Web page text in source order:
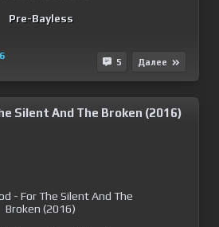
Pre-Bayless
5 Далее
Silent And The Broken (2016)